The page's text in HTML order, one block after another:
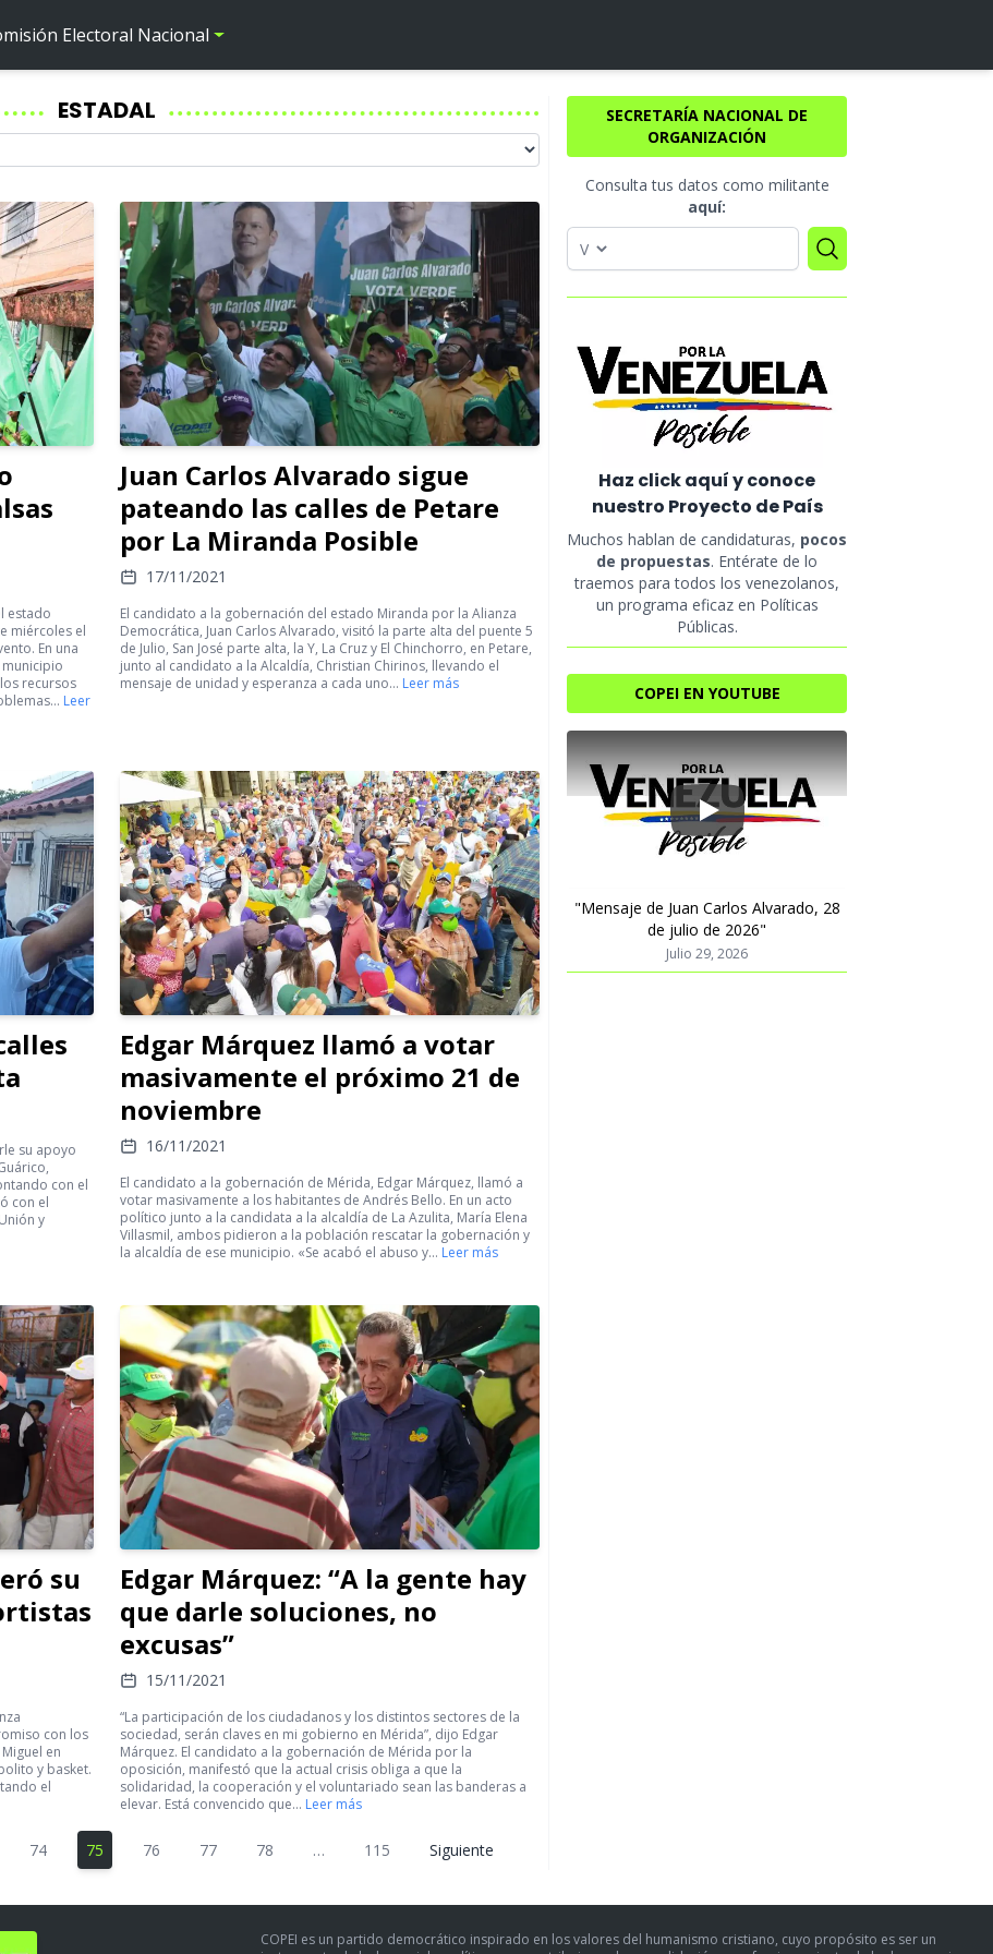
Electoral Nacional
ESTADAL
estado
miércoles el
En una
recursos
Leer
Juan Carlos Alvarado sigue
pateando las calles de Petare
por La Miranda Posible
17/11/2021
El candidato a la gobernación del estado Miranda por la Alianza
Democrática, Juan Carlos Alvarado, visitó la parte alta del puente 5
de Julio, San José parte alta, la Y, La Cruz y El Chinchorro, en Petare,
junto al candidato a la Alcaldía, Christian Chirinos, llevando el
mensaje de unidad y esperanza a cada uno… Leer más
su apoyo
con el
con el
y
Edgar Márquez llamó a votar
masivamente el próximo 21 de
noviembre
16/11/2021
El candidato a la gobernación de Mérida, Edgar Márquez, llamó a
votar masivamente a los habitantes de Andrés Bello. En un acto
político junto a la candidata a la alcaldía de La Azulita, María Elena
Villasmil, ambos pidieron a la población rescatar la gobernación y
la alcaldía de ese municipio. «Se acabó el abuso y… Leer más
su
con los
en
y basket.
el
Edgar Márquez: “A la gente hay
que darle soluciones, no
excusas”
15/11/2021
“La participación de los ciudadanos y los distintos sectores de la
sociedad, serán claves en mi gobierno en Mérida”, dijo Edgar
Márquez. El candidato a la gobernación de Mérida por la
oposición, manifestó que la actual crisis obliga a que la
solidaridad, la cooperación y el voluntariado sean las banderas a
elevar. Está convencido que… Leer más
74 75 76 77 78 … 115 Siguiente
SECRETARÍA NACIONAL DE
ORGANIZACIÓN
Consulta tus datos como militante
aquí:
Haz click aquí y conoce
nuestro Proyecto de País
Muchos hablan de candidaturas, pocos
de propuestas. Entérate de lo
traemos para todos los venezolanos,
un programa eficaz en Políticas
Públicas.
COPEI EN YOUTUBE
Play
"Mensaje de Juan Carlos Alvarado, 28
de julio de 2026"
Julio 29, 2026
COPEI es un partido democrático inspirado en los valores del humanismo cristiano, cuyo propósito es ser un